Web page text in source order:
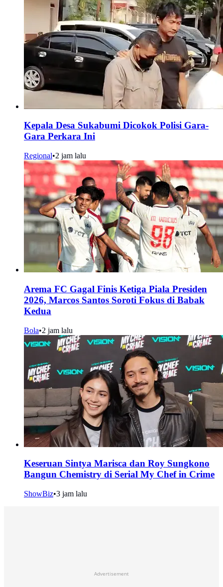
Kepala Desa Sukabumi Dicokok Polisi Gara-
Gara Perkara Ini
Regional•2 jam lalu
Arema FC Gagal Finis Ketiga Piala Presiden
2026, Marcos Santos Soroti Fokus di Babak
Kedua
Bola•2 jam lalu
Keseruan Sintya Marisca dan Roy Sungkono
Bangun Chemistry di Serial My Chef in Crime
ShowBiz•3 jam lalu
Advertisement